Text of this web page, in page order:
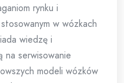
rynku i
w wózkach
wiedzę i
na serwisowanie
modeli wózków